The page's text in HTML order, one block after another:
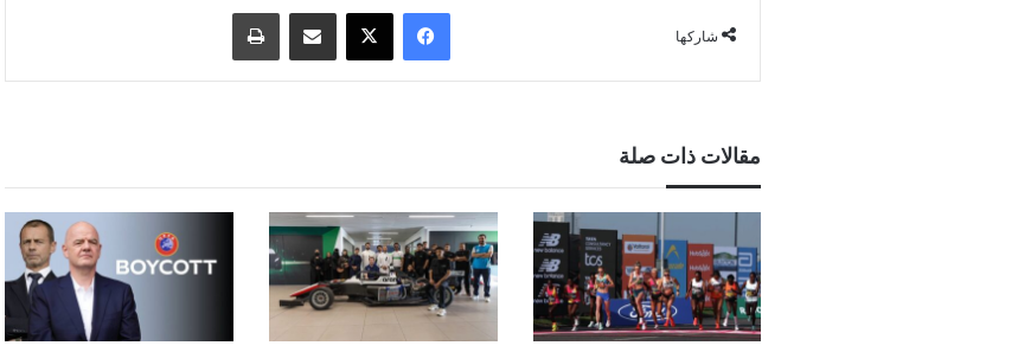
شاركها
فيسبوك ‫X مشاركة عبر البريد طباعة
مقالات ذات صلة